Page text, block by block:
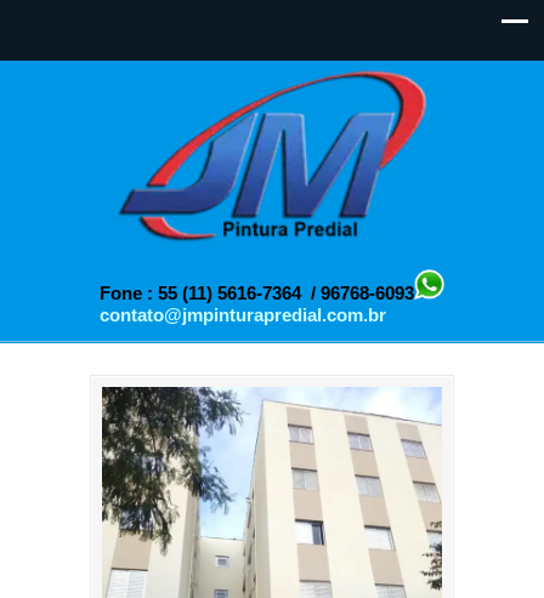
Fone : 55 (11) 5616-7364 / 96768-6093
contato@jmpinturapredial.com.br